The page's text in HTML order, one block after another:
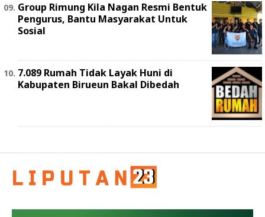
Group Rimung Kila Nagan Resmi Bentuk
Pengurus, Bantu Masyarakat Untuk
Sosial
7.089 Rumah Tidak Layak Huni di
Kabupaten Birueun Bakal Dibedah